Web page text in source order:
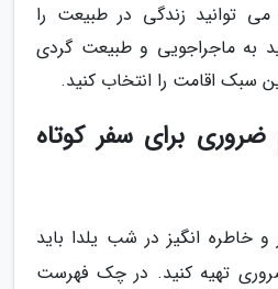
می توانید زندگی در طبیعت را
به ماجراجویی و طبیعت گردی
سبک اقامت را انتخاب کنید.
ضروری برای سفر کوتاه
و خاطره انگیز در شب یلدا باید
تهیه کنید. در چک فهرست